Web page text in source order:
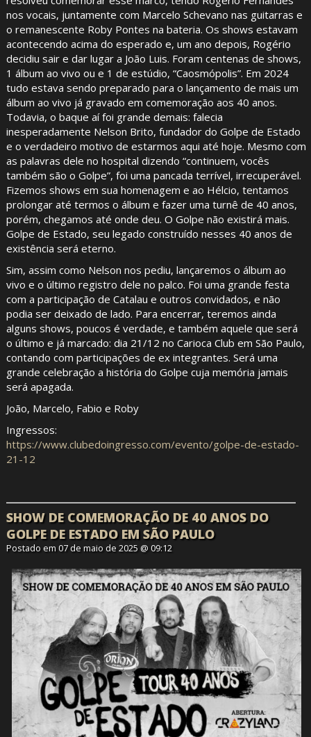
nos vocais, juntamente com Marcelo Schevano nas guitarras e
o remanescente Roby Pontes na bateria. Os shows estavam
acontecendo acima do esperado e, um ano depois, Rogério
decidiu sair e dar lugar a João Luis. Foram centenas de shows,
1 álbum ao vivo ou e 1 de estúdio, “Caosmópolis”. Em 2024
tudo estava sendo preparado para o lançamento de mais um
álbum ao vivo já gravado em comemoração aos 40 anos.
Todavia, o baque aí foi grande demais: falecia
inesperadamente Nelson Brito, fundador do Golpe de Estado
e o verdadeiro motivo de estarmos aqui até hoje. Mesmo com
as palavras dele no hospital dizendo “continuem, vocês
também são o Golpe”, foi uma pancada terrível, irrecuperável.
Fizemos shows em sua homenagem e ao Hélcio, tentamos
prolongar até termos o álbum e fazer uma turnê de 40 anos,
porém, chegamos até onde deu. O Golpe não existirá mais.
Golpe de Estado, seu legado construído nesses 40 anos de
existência será eterno.
Sim, assim como Nelson nos pediu, lançaremos o álbum ao
vivo e o último registro dele no palco. Foi uma grande festa
com a participação de Catalau e outros convidados, e não
podia ser deixado de lado. Para encerrar, teremos ainda
alguns shows, poucos é verdade, e também aquele que será
o último e já marcado: dia 21/12 no Carioca Club em São Paulo,
contando com participações de ex integrantes. Será uma
grande celebração a história do Golpe cuja memória jamais
será apagada.
João, Marcelo, Fabio e Roby
Ingressos:
https://www.clubedoingresso.com/evento/golpe-de-estado-
21-12
SHOW DE COMEMORAÇÃO DE 40 ANOS DO
GOLPE DE ESTADO EM SÃO PAULO
Postado em 07 de maio de 2025 @ 09:12